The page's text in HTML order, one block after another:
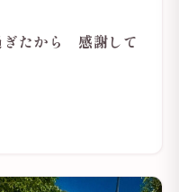
たから 感謝して